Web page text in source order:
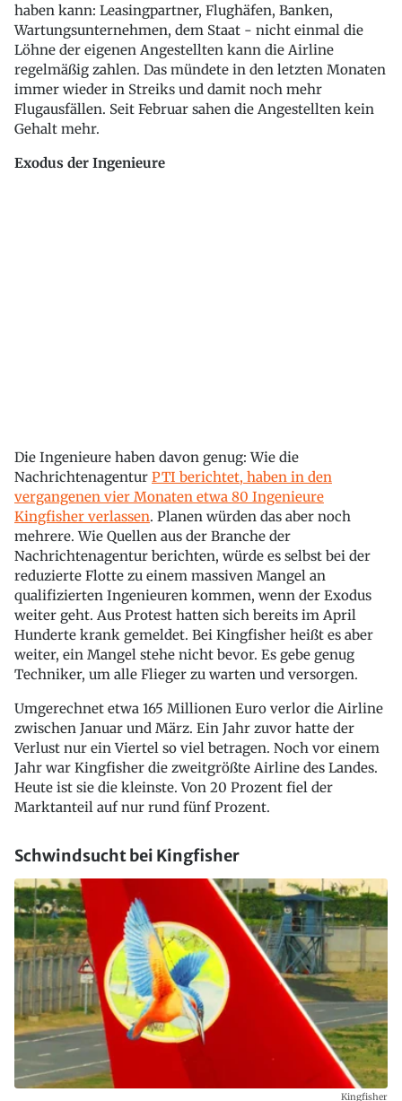
haben kann: Leasingpartner, Flughäfen, Banken,
Wartungsunternehmen, dem Staat - nicht einmal die
Löhne der eigenen Angestellten kann die Airline
regelmäßig zahlen. Das mündete in den letzten Monaten
immer wieder in Streiks und damit noch mehr
Flugausfällen. Seit Februar sahen die Angestellten kein
Gehalt mehr.
Exodus der Ingenieure
Die Ingenieure haben davon genug: Wie die
Nachrichtenagentur PTI berichtet, haben in den
vergangenen vier Monaten etwa 80 Ingenieure
Kingfisher verlassen. Planen würden das aber noch
mehrere. Wie Quellen aus der Branche der
Nachrichtenagentur berichten, würde es selbst bei der
reduzierte Flotte zu einem massiven Mangel an
qualifizierten Ingenieuren kommen, wenn der Exodus
weiter geht. Aus Protest hatten sich bereits im April
Hunderte krank gemeldet. Bei Kingfisher heißt es aber
weiter, ein Mangel stehe nicht bevor. Es gebe genug
Techniker, um alle Flieger zu warten und versorgen.
Umgerechnet etwa 165 Millionen Euro verlor die Airline
zwischen Januar und März. Ein Jahr zuvor hatte der
Verlust nur ein Viertel so viel betragen. Noch vor einem
Jahr war Kingfisher die zweitgrößte Airline des Landes.
Heute ist sie die kleinste. Von 20 Prozent fiel der
Marktanteil auf nur rund fünf Prozent.
Schwindsucht bei Kingfisher
Kingfisher